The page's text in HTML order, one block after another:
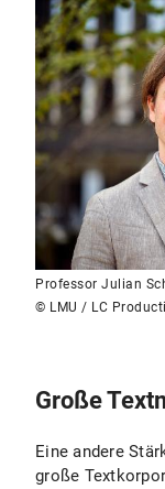
Professor Julian
© LMU / LC
Große
Eine andere
große